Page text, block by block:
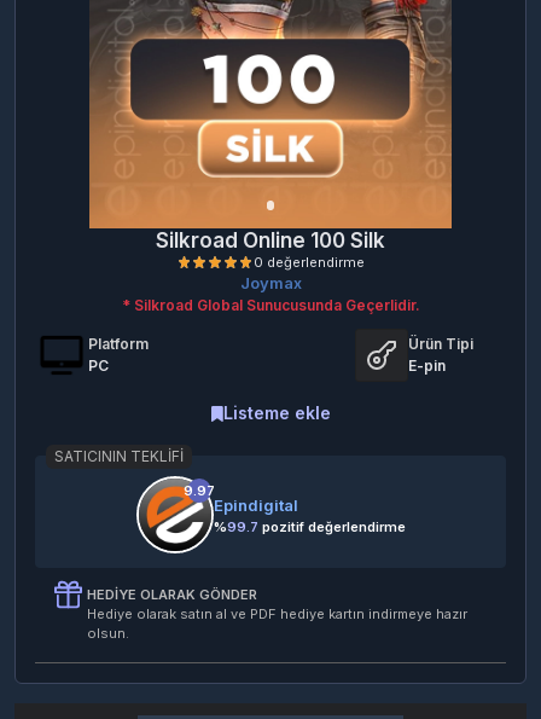
Silkroad Online 100 Silk
Joymax
* Silkroad Global Sunucusunda Geçerlidir.
Platform
PC
Ürün Tipi
E-pin
Listeme ekle
SATICININ TEKLIFI
9.97
Epindigital
%99.7 pozitif değerlendirme
HEDIYE OLARAK GÖNDER
Hediye olarak satın al ve PDF hediye kartın indirmeye hazır
olsun.